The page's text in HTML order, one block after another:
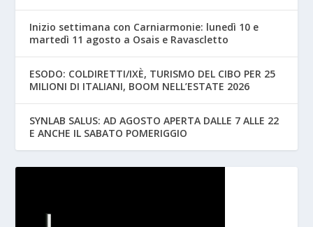
Inizio settimana con Carniarmonie: lunedì 10 e
martedì 11 agosto a Osais e Ravascletto
ESODO: COLDIRETTI/IXÈ, TURISMO DEL CIBO PER 25
MILIONI DI ITALIANI, BOOM NELL’ESTATE 2026
SYNLAB SALUS: AD AGOSTO APERTA DALLE 7 ALLE 22
E ANCHE IL SABATO POMERIGGIO